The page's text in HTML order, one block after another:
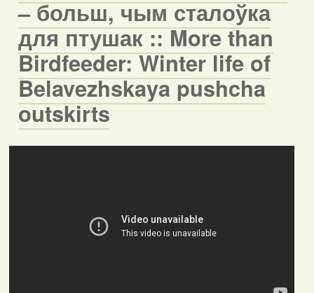
– больш, чым сталоўка
для птушак :: More than
Birdfeeder: Winter life of
Belavezhskaya pushcha
outskirts